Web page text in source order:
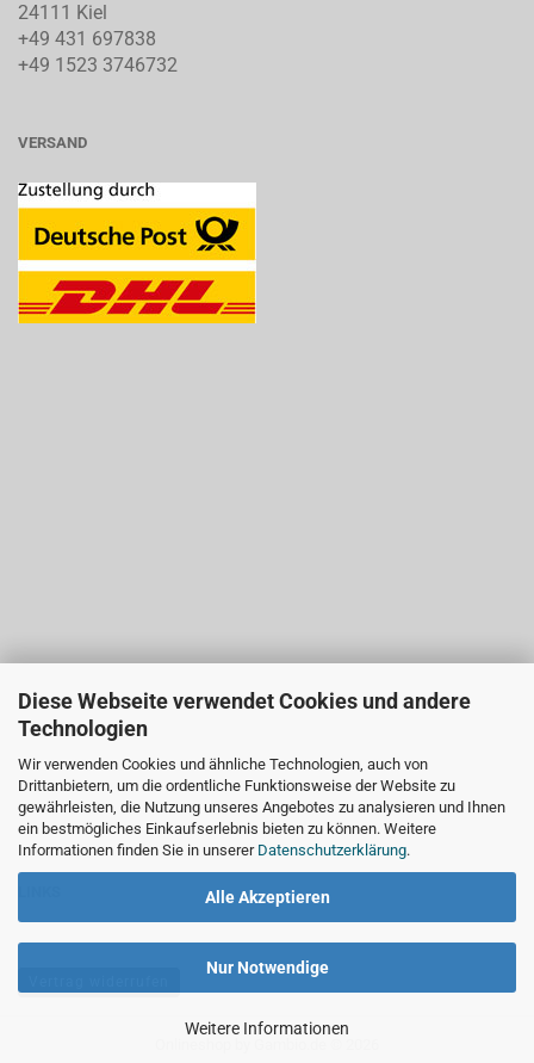
Diese Webseite verwendet Cookies und andere
Technologien
Wir verwenden Cookies und ähnliche Technologien, auch von
Drittanbietern, um die ordentliche Funktionsweise der Website zu
gewährleisten, die Nutzung unseres Angebotes zu analysieren und Ihnen
ein bestmögliches Einkaufserlebnis bieten zu können. Weitere
Informationen finden Sie in unserer Datenschutzerklärung.
Alle Akzeptieren
Nur Notwendige
Weitere Informationen
24111 Kiel
+49 431 697838
+49 1523 3746732
VERSAND